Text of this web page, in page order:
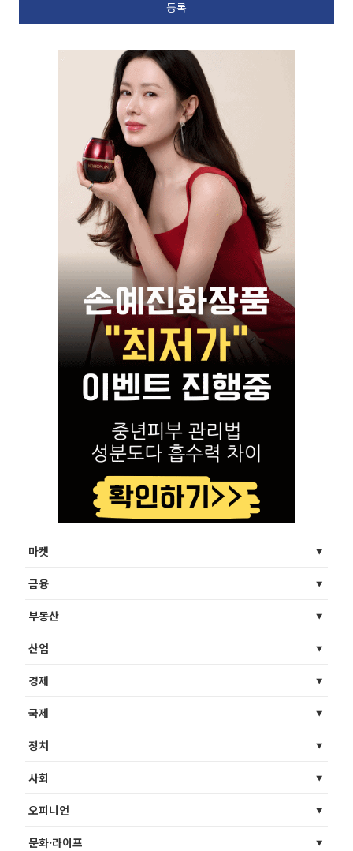
마켓
금융
부동산
산업
경제
국제
정치
사회
오피니언
문화·라이프